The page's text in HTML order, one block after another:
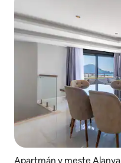
Apartmán v meste Alanya